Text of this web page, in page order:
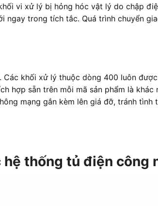
vi xử lý bị hỏng hóc vật lý do chập
trong tích tắc. Quá trình chuyển
khối xử lý thuộc dòng 400 luôn
hợp sẵn trên mỗi mã sản phẩm là khác
mạng gắn kèm lên giá đỡ, tránh tình
thống tủ điện công